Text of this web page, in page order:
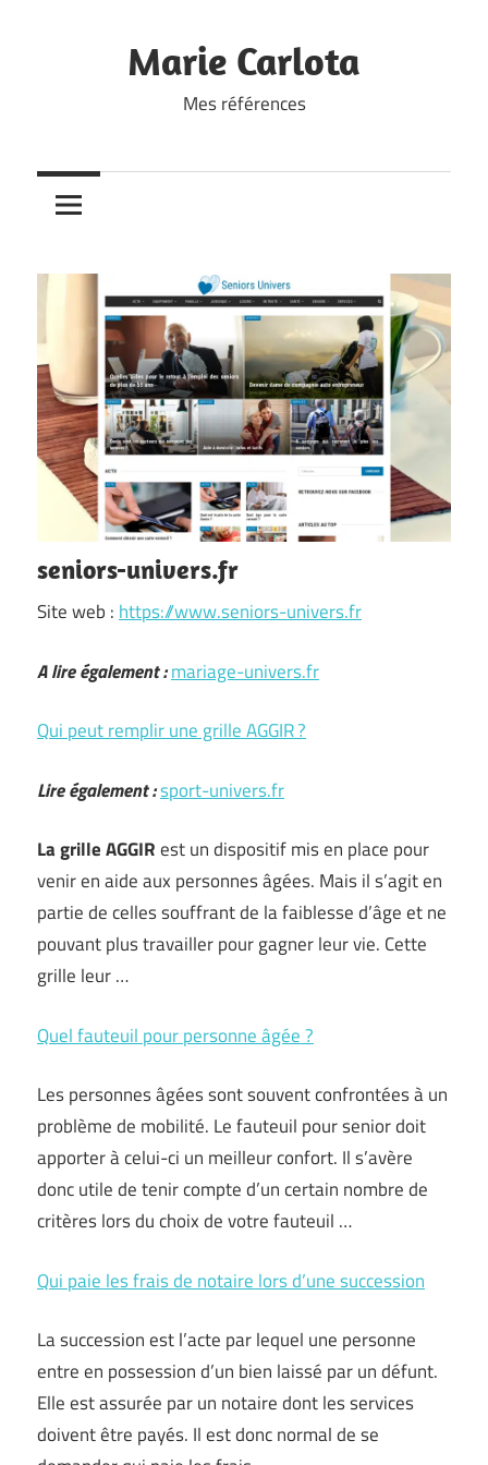
Marie Carlota
Mes références
seniors-univers.fr
Site web : https://www.seniors-univers.fr
A lire également :mariage-univers.fr
Qui peut remplir une grille AGGIR ?
Lire également :sport-univers.fr
La grille AGGIRest un dispositif mis en place pour
venir en aide aux personnes âgées. Mais il s’agit en
partie de celles souffrant de la faiblesse d’âge et ne
pouvant plus travailler pour gagner leur vie. Cette
grille leur …
Quel fauteuil pour personne âgée ?
Les personnes âgées sont souvent confrontées à un
problème de mobilité. Le fauteuil pour senior doit
apporter à celui-ci un meilleur confort. Il s’avère
donc utile de tenir compte d’un certain nombre de
critères lors du choix de votre fauteuil …
Qui paie les frais de notaire lors d’une succession
La succession est l’acte par lequel une personne
entre en possession d’un bien laissé par un défunt.
Elle est assurée par un notaire dont les services
doivent être payés. Il est donc normal de se